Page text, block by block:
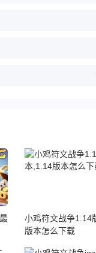
小鸡符文战争1.14
版本怎么下载